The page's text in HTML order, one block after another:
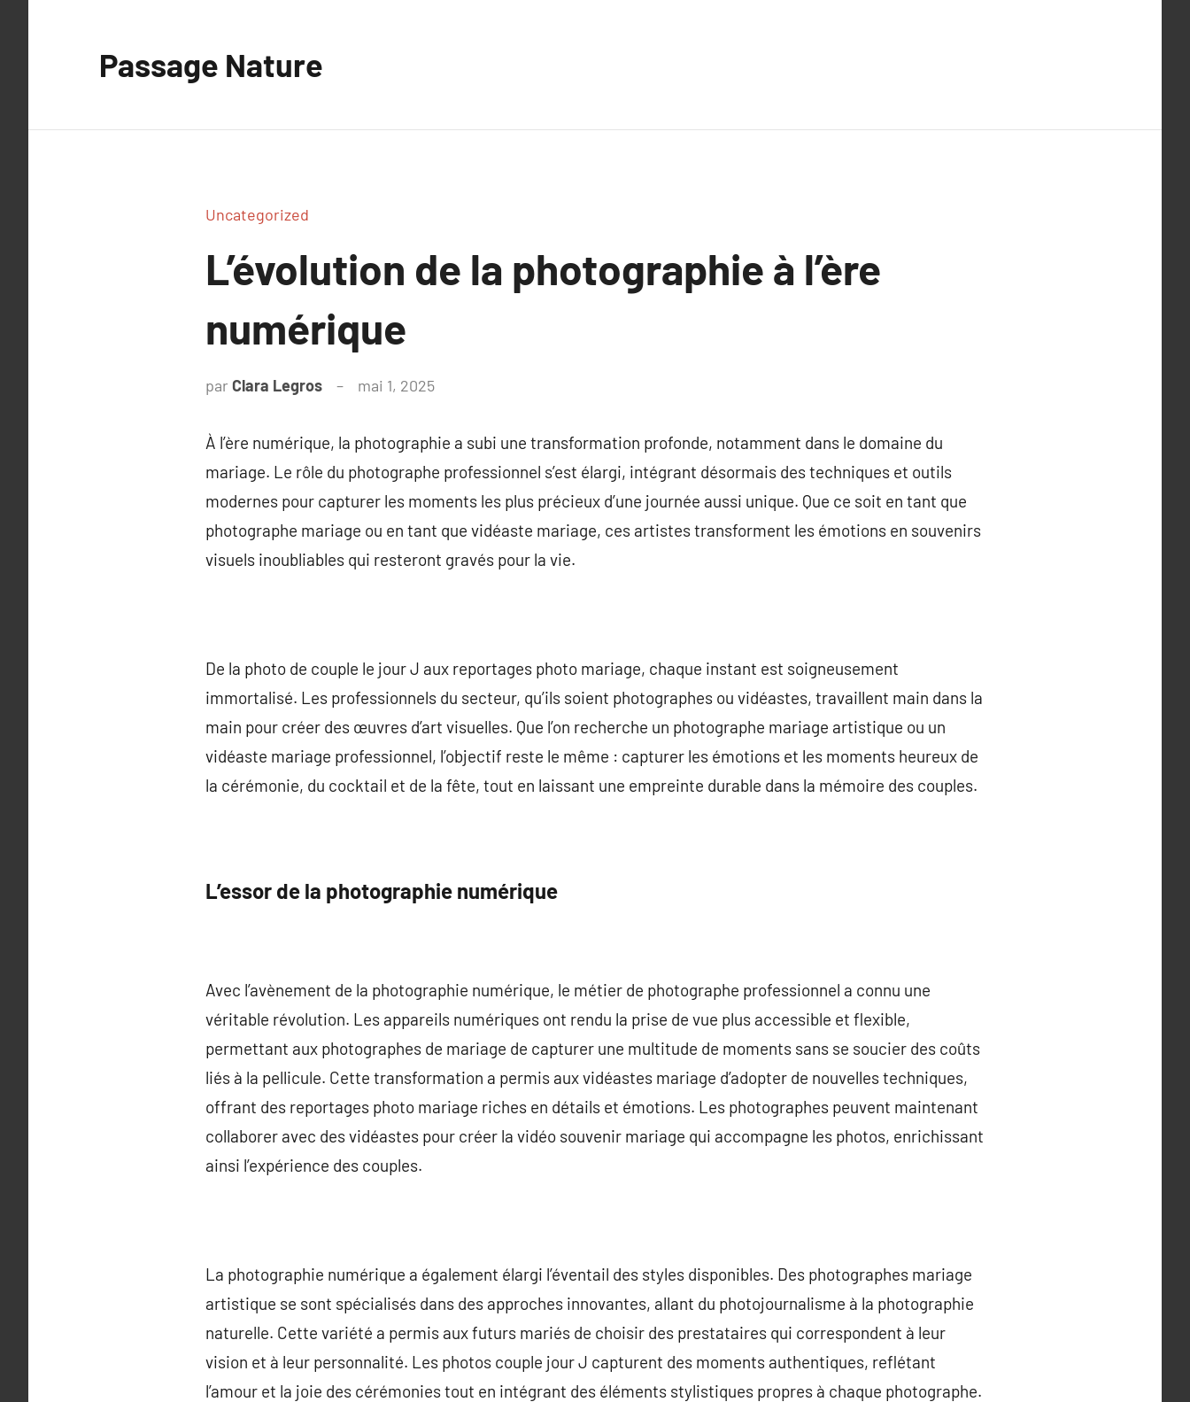
Passage Nature
Uncategorized
L’évolution de la photographie à l’ère
numérique
par Clara Legros mai 1, 2025
À l’ère numérique, la photographie a subi une transformation profonde, notamment dans le domaine du
mariage. Le rôle du photographe professionnel s’est élargi, intégrant désormais des techniques et outils
modernes pour capturer les moments les plus précieux d’une journée aussi unique. Que ce soit en tant que
photographe mariage ou en tant que vidéaste mariage, ces artistes transforment les émotions en souvenirs
visuels inoubliables qui resteront gravés pour la vie.
De la photo de couple le jour J aux reportages photo mariage, chaque instant est soigneusement
immortalisé. Les professionnels du secteur, qu’ils soient photographes ou vidéastes, travaillent main dans la
main pour créer des œuvres d’art visuelles. Que l’on recherche un photographe mariage artistique ou un
vidéaste mariage professionnel, l’objectif reste le même : capturer les émotions et les moments heureux de
la cérémonie, du cocktail et de la fête, tout en laissant une empreinte durable dans la mémoire des couples.
L’essor de la photographie numérique
Avec l’avènement de la photographie numérique, le métier de photographe professionnel a connu une
véritable révolution. Les appareils numériques ont rendu la prise de vue plus accessible et flexible,
permettant aux photographes de mariage de capturer une multitude de moments sans se soucier des coûts
liés à la pellicule. Cette transformation a permis aux vidéastes mariage d’adopter de nouvelles techniques,
offrant des reportages photo mariage riches en détails et émotions. Les photographes peuvent maintenant
collaborer avec des vidéastes pour créer la vidéo souvenir mariage qui accompagne les photos, enrichissant
ainsi l’expérience des couples.
La photographie numérique a également élargi l’éventail des styles disponibles. Des photographes mariage
artistique se sont spécialisés dans des approches innovantes, allant du photojournalisme à la photographie
naturelle. Cette variété a permis aux futurs mariés de choisir des prestataires qui correspondent à leur
vision et à leur personnalité. Les photos couple jour J capturent des moments authentiques, reflétant
l’amour et la joie des cérémonies tout en intégrant des éléments stylistiques propres à chaque photographe.